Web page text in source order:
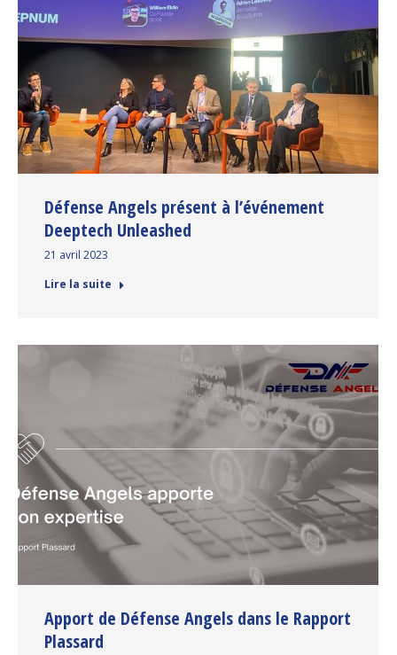
Défense Angels présent à l’événement
Deeptech Unleashed
21 avril 2023
Lire la suite
Apport de Défense Angels dans le Rapport
Plassard